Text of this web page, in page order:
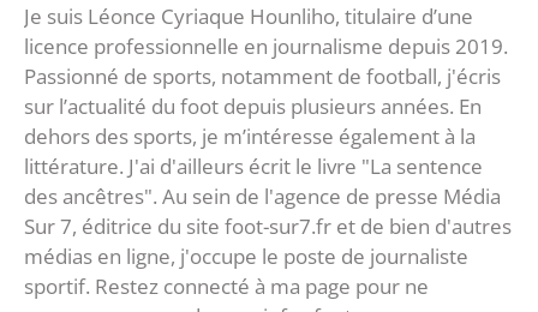
Je suis Léonce Cyriaque Hounliho, titulaire d’une
licence professionnelle en journalisme depuis 2019.
Passionné de sports, notamment de football, j'écris
sur l’actualité du foot depuis plusieurs années. En
dehors des sports, je m’intéresse également à la
littérature. J'ai d'ailleurs écrit le livre "La sentence
des ancêtres". Au sein de l'agence de presse Média
Sur 7, éditrice du site foot-sur7.fr et de bien d'autres
médias en ligne, j'occupe le poste de journaliste
sportif. Restez connecté à ma page pour ne